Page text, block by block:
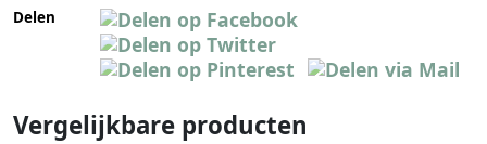
Delen
Vergelijkbare producten